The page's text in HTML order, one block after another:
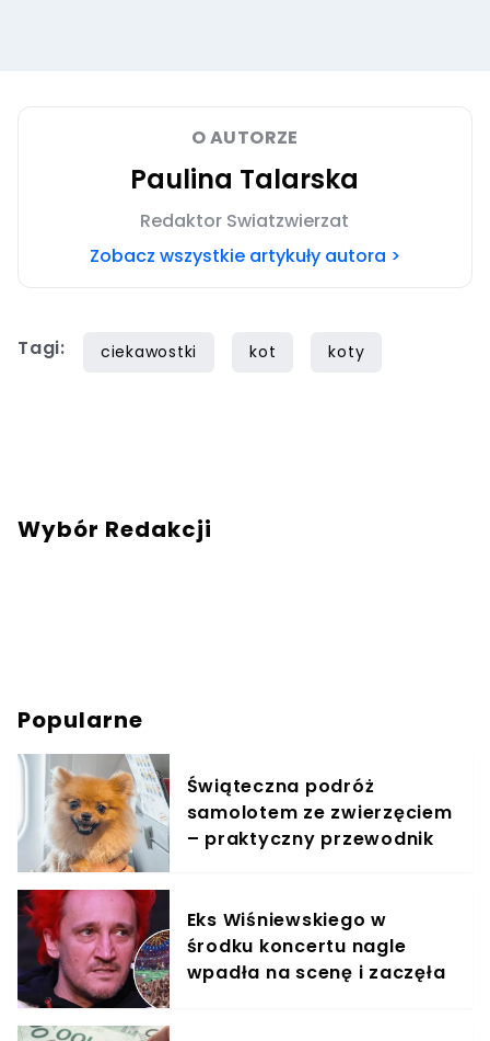
O AUTORZE
Paulina Talarska
Redaktor Swiatzwierzat
Zobacz wszystkie artykuły autora >
Tagi: ciekawostki kot koty
Wybór Redakcji
Popularne
Świąteczna podróż
samolotem ze zwierzęciem
– praktyczny przewodnik
Eks Wiśniewskiego w
środku koncertu nagle
wpadła na scenę i zaczęła